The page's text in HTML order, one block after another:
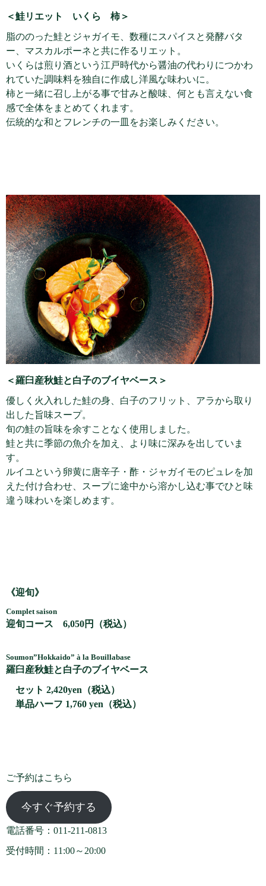
＜鮭リエット いくら 柿＞
脂ののった鮭とジャガイモ、数種にスパイスと発酵バタ
ー、マスカルポーネと共に作るリエット。
いくらは煎り酒という江戸時代から醤油の代わりにつかわ
れていた調味料を独自に作成し洋風な味わいに。
柿と一緒に召し上がる事で甘みと酸味、何とも言えない食
感で全体をまとめてくれます。
伝統的な和とフレンチの一皿をお楽しみください。
＜羅臼産秋鮭と白子のブイヤベース＞
優しく火入れした鮭の身、白子のフリット、アラから取り
出した旨味スープ。
旬の鮭の旨味を余すことなく使用しました。
鮭と共に季節の魚介を加え、より味に深みを出していま
す。
ルイユという卵黄に唐辛子・酢・ジャガイモのピュレを加
えた付け合わせ、スープに途中から溶かし込む事でひと味
違う味わいを楽しめます。
《迎旬》
Complet saison
迎旬コース 6,050円（税込）
Soumon”Hokkaido” à la Bouillabase
羅臼産秋鮭と白子のブイヤベース
セット 2,420yen（税込）
単品ハーフ 1,760 yen（税込）
ご予約はこちら
今すぐ予約する
電話番号：011-211-0813
受付時間：11:00～20:00